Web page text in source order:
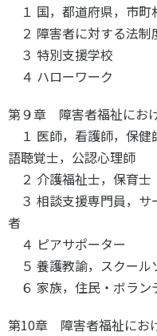
１ 国，都道府県，市町
２ 障害者に対する法制
３ 特別支援学校
４ ハローワーク
第９章 障害者福祉にお
１ 医師，看護師，保健
語聴覚士，公認心理師
２ 介護福祉士，保育士
３ 相談支援専門員，サ
者
４ ピアサポーター
５ 養護教諭，スクール
６ 家族，住民・ボラン
第10章 障害者福祉にお